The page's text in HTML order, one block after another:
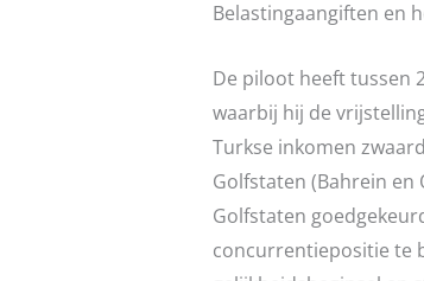
Belastingaangiften en
De piloot heeft tussen
waarbij hij de
Turkse inkomen
Golfstaten (Bahrein
Golfstaten
concurrentiepositie te